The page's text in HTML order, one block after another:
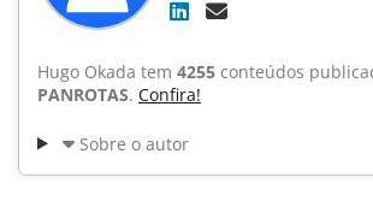
Hugo Okada tem 4255 conteúdos
PANROTAS. Confira!
Sobre o autor